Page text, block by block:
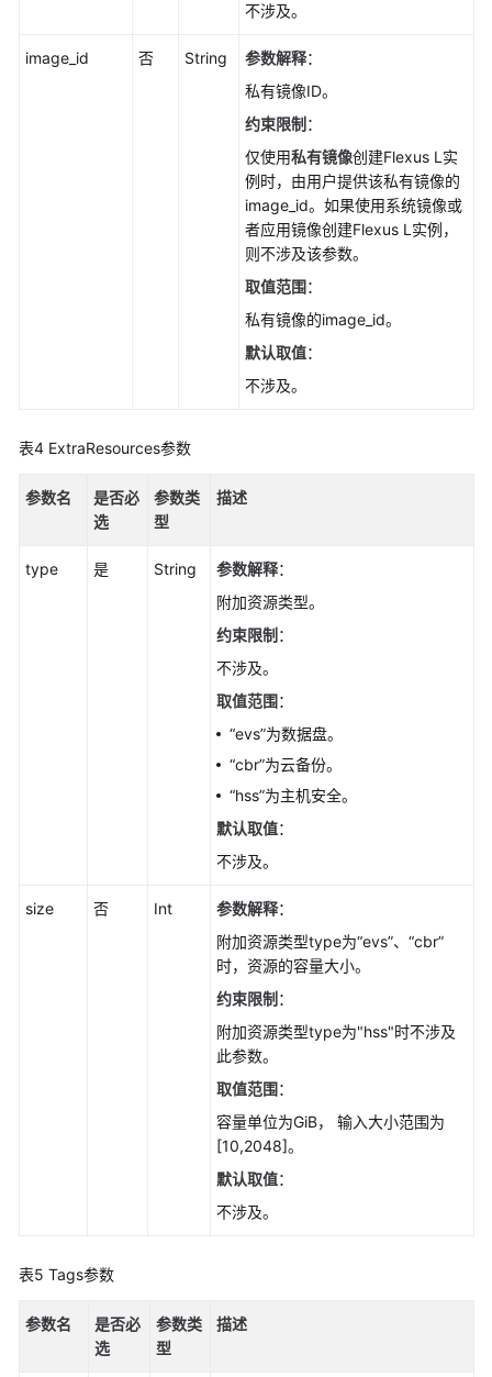
不涉及。
image_id 否 String 参数解释：
私有镜像ID。
约束限制 ：
仅使用私有镜像创建Flexus L实
例时，由用户提供该私有镜像的
image_id。如果使用系统镜像或
者应用镜像创建Flexus L实例，
则不涉及该参数。
取值范围：
私有镜像的image_id。
默认取值：
不涉及。
表4 ExtraResources参数
参数名
是否必
选
参数类
型
描述
type 是 String 参数解释：
附加资源类型。
约束限制 ：
不涉及。
取值范围：
“evs”为数据盘。
“cbr”为云备份。
“hss”为主机安全。
默认取值：
不涉及。
size 否 Int 参数解释：
附加资源类型type为“evs”、“cbr”
时，资源的容量大小。
约束限制 ：
附加资源类型type为"hss"时不涉及
此参数。
取值范围：
容量单位为GiB， 输入大小范围为
[10,2048]。
默认取值：
不涉及。
表5 Tags参数
参数名
是否必
选
参数类
型
描述